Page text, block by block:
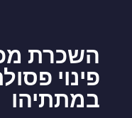
השכרת
פינוי
במתתיהו